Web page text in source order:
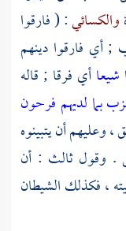
والكسائي: ( فارقوا
; أي فارقوا دينهم
شيعاأي فرقا ; قاله
بما لديهم فرحون
وعليهم أن يتبينوه
. وقول ثالث : أن
، فكذلك الشيطان